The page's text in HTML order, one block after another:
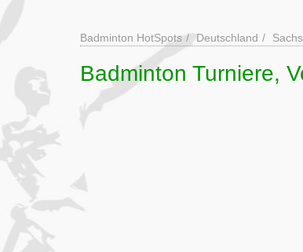
Badminton HotSpots Deutschland
Badminton Turniere,